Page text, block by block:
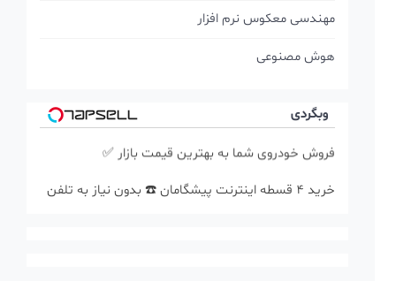
مهندسی معکوس نرم افزار
هوش مصنوعی
وبگردی
فروش خودروی شما به بهترین قیمت بازار ✅
خرید 4 قسطه اینترنت پیشگامان ☎️ بدون نیاز به تلفن